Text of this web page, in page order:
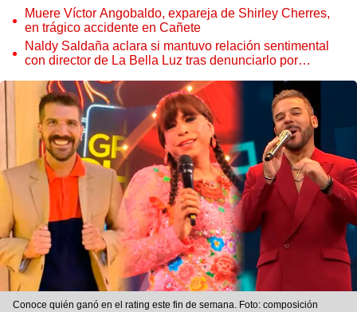
Muere Víctor Angobaldo, expareja de Shirley Cherres,
en trágico accidente en Cañete
Naldy Saldaña aclara si mantuvo relación sentimental
con director de La Bella Luz tras denunciarlo por
Conoce quién ganó en el rating este fin de semana. Foto: composición